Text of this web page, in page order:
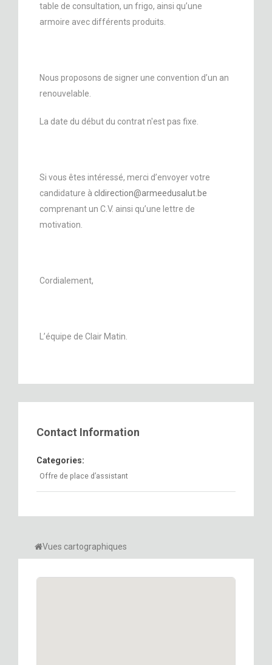
table de consultation, un frigo, ainsi qu’une
armoire avec différents produits.
Nous proposons de signer une convention d’un an
renouvelable.
La date du début du contrat n'est pas fixe.
Si vous êtes intéressé, merci d’envoyer votre
candidature à cldirection@armeedusalut.be
comprenant un C.V. ainsi qu’une lettre de
motivation.
Cordialement,
L’équipe de Clair Matin.
Contact Information
Categories:
Offre de place d’assistant
Vues cartographiques